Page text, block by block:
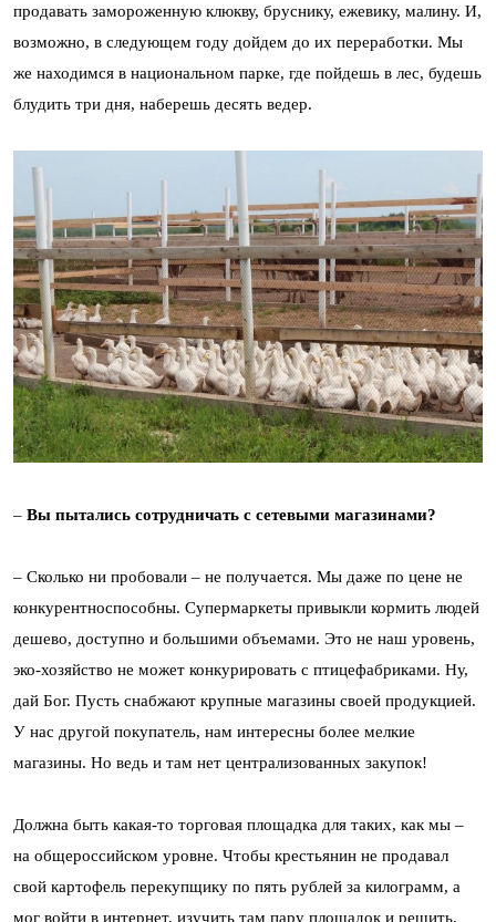
продавать замороженную клюкву, бруснику, ежевику, малину. И,
возможно, в следующем году дойдем до их переработки. Мы
же находимся в национальном парке, где пойдешь в лес, будешь
блудить три дня, наберешь десять ведер.
– Вы пытались сотрудничать с сетевыми магазинами?
– Сколько ни пробовали – не получается. Мы даже по цене не
конкурентноспособны. Cупермаркеты привыкли кормить людей
дешево, доступно и большими объемами. Это не наш уровень,
эко-хозяйство не может конкурировать с птицефабриками. Ну,
дай Бог. Пусть снабжают крупные магазины своей продукцией.
У нас другой покупатель, нам интересны более мелкие
магазины. Но ведь и там нет централизованных закупок!
Должна быть какая-то торговая площадка для таких, как мы –
на общероссийском уровне. Чтобы крестьянин не продавал
свой картофель перекупщику по пять рублей за килограмм, а
мог войти в интернет, изучить там пару площадок и решить,